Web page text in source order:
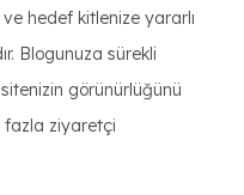
hedef kitlenize yararlı
Blogunuza sürekli
görünürlüğünü
fazla ziyaretçi